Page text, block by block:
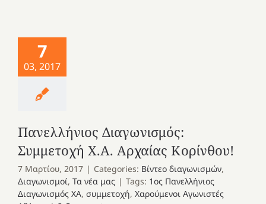
7
03, 2017
Πανελλήνιος Διαγωνισμός:
Συμμετοχή Χ.Α. Αρχαίας Κορίνθου!
7 Μαρτίου, 2017 | Categories: Βίντεο διαγωνισμών,
Διαγωνισμοί, Τα νέα μας | Tags: 1ος Πανελλήνιος
Διαγωνισμός ΧΑ, συμμετοχή, Χαρούμενοι Αγωνιστές